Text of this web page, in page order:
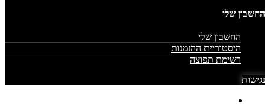
החשבון שלי
החשבון שלי
היסטוריית ההזמנות
רשימת תפוצה
נגישות